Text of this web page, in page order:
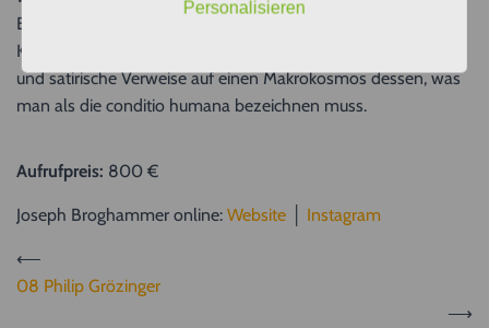
Bedingungen befinden. Sie sind im privaten Kosmos des
Künstlers entstanden und klingen einfach als symbolische
und satirische Verweise auf einen Makrokosmos dessen, was
man als die conditio humana bezeichnen muss.
Aufrufpreis: 800 €
Joseph Broghammer online: Website Instagram
⟵
08 Philip Grözinger
⟶
Personalisieren